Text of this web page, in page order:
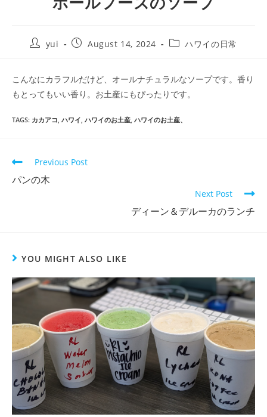
yui August 14, 2024 ハワイの日常
こんなにカラフルだけど、オールナチュラルなソープです。香り
もとってもいい香り。お土産にもぴったりです。
TAGS: カカアコ, ハワイ, ハワイのお土産, ハワイのお土産、
Previous Post
パンの木
Next Post
ディーン＆デルーカのランチ
YOU MIGHT ALSO LIKE